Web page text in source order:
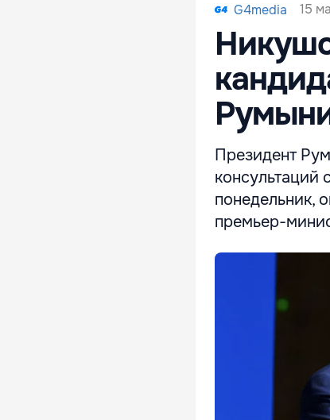
G4media 15
Президент
консультаций
понедельник,
премьер-